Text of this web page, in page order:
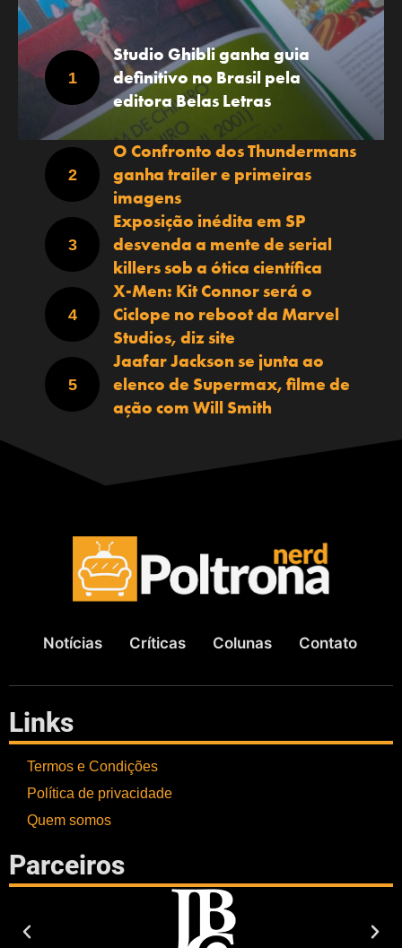
Studio Ghibli ganha guia
definitivo no Brasil pela
editora Belas Letras
O Confronto dos Thundermans
ganha trailer e primeiras
imagens
Exposição inédita em SP
desvenda a mente de serial
killers sob a ótica científica
X-Men: Kit Connor será o
Ciclope no reboot da Marvel
Studios, diz site
Jaafar Jackson se junta ao
elenco de Supermax, filme de
ação com Will Smith
Notícias Críticas Colunas Contato
Links
Termos e Condições
Política de privacidade
Quem somos
Parceiros